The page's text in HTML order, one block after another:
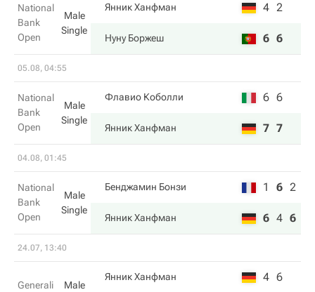
National
Bank
Open
Male
Single
Янник Ханфман 4 2
Нуну Боржеш 6 6
05.08, 04:55
National
Bank
Open
Male
Single
Флавио Коболли 6 6
Янник Ханфман 7 7
04.08, 01:45
National
Bank
Open
Male
Single
Бенджамин Бонзи 1 6 2
Янник Ханфман 6 4 6
24.07, 13:40
Generali
Male
Янник Ханфман 4 6